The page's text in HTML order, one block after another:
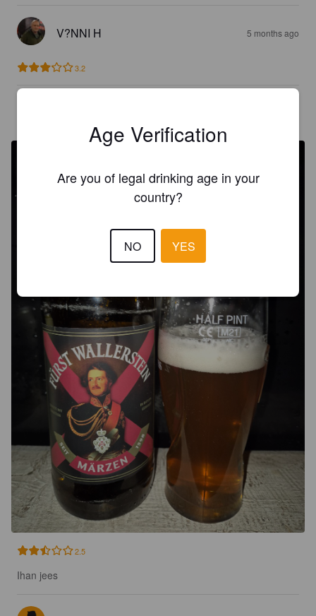
V?NNI H 5 months ago
3.2
2.5
Ihan jees
Age Verification
Are you of legal drinking age in your
country?
NO YES